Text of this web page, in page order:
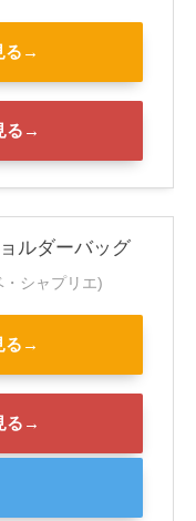
る→
る→
ルダーバッグ
・シャプリエ)
る→
る→